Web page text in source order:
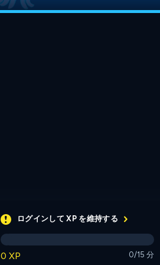
ログインして XP を維持する
0 XP 0/15 分